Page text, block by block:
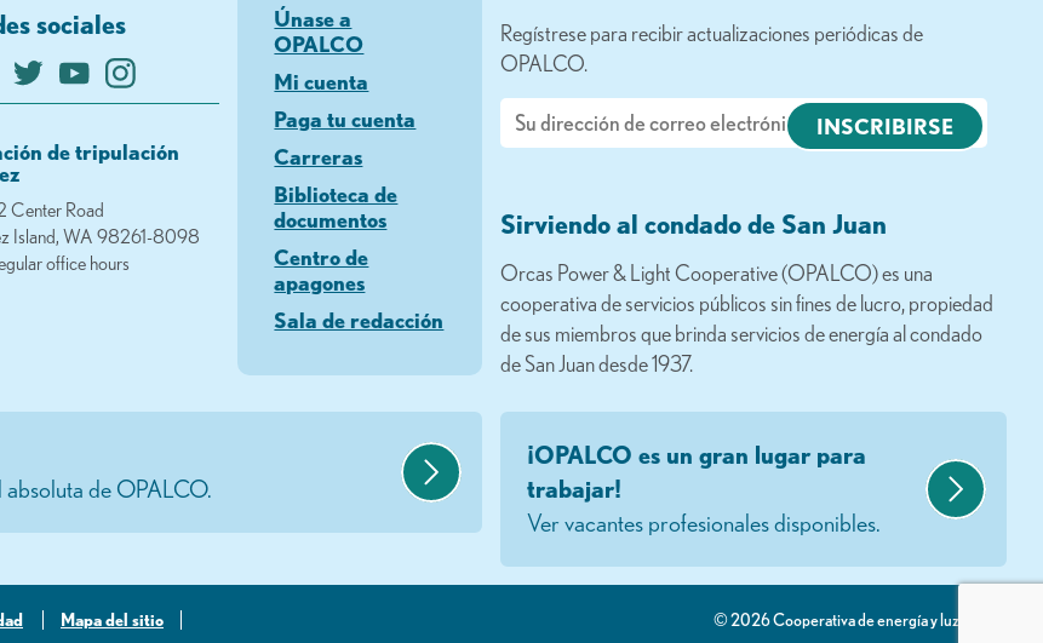
sociales
de tripulación
Center Road
Island, WA 98261-8098
office hours
Únase a
OPALCO
Mi cuenta
Paga tu cuenta
Carreras
Biblioteca de
documentos
Centro de
apagones
Sala de redacción
Regístrese para recibir actualizaciones periódicas de
OPALCO.
Correo
electrónico
Sirviendo al condado de San Juan
Orcas Power & Light Cooperative (OPALCO) es una
cooperativa de servicios públicos sin fines de lucro, propiedad
de sus miembros que brinda servicios de energía al condado
de San Juan desde 1937.
de OPALCO.
¡OPALCO es un gran lugar para
trabajar!
Ver vacantes profesionales disponibles.
Mapa del sitio
© 2026 Cooperativa de energía y luz Orcas.